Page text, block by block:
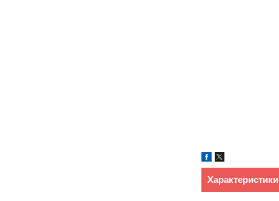
Характеристики